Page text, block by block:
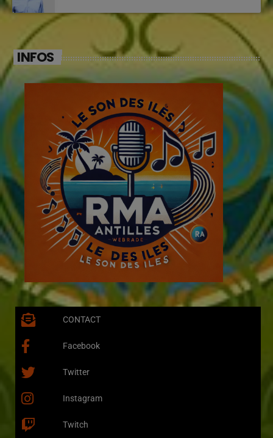
INFOS
CONTACT
Facebook
Twitter
Instagram
Twitch